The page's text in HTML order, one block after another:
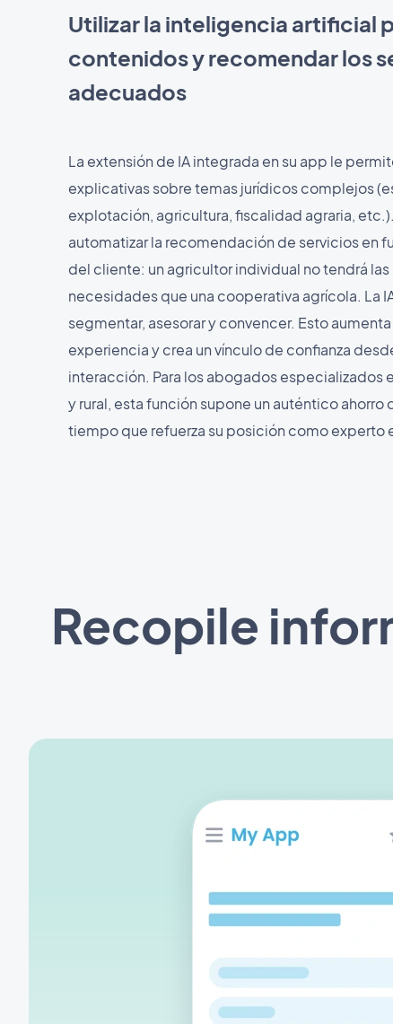
Utilizar la inteligencia artificial
contenidos y recomendar los
adecuados
La extensión de IA integrada en su app le
explicativas sobre temas jurídicos complejos
explotación, agricultura, fiscalidad agraria,
automatizar la recomendación de servicios en
del cliente: un agricultor individual no tendrá las
necesidades que una cooperativa agrícola. La
segmentar, asesorar y convencer. Esto
experiencia y crea un vínculo de confianza
interacción. Para los abogados especializados
y rural, esta función supone un auténtico ahorro
tiempo que refuerza su posición como experto
Recopile